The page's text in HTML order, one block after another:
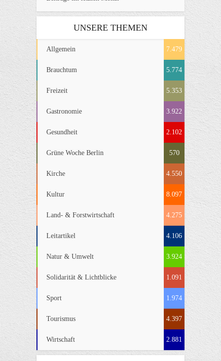
UNSERE THEMEN
Allgemein 7.479
Brauchtum 5.774
Freizeit 5.353
Gastronomie 3.922
Gesundheit 2.102
Grüne Woche Berlin 570
Kirche 4.550
Kultur 8.097
Land- & Forstwirtschaft 4.275
Leitartikel 4.106
Natur & Umwelt 3.924
Solidarität & Lichtblicke 1.091
Sport 1.974
Tourismus 4.397
Wirtschaft 2.881